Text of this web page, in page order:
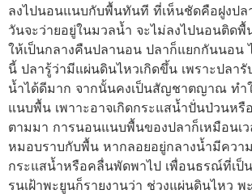
ลงไปนอนแนบกับพื้นทันที ที่เห็นชัดคือฝูงปล
วันจะว่ายอยู่ในมวลน้ำ จะไม่ลงไปนอนติด
ให้เป็นกลางคืนปลานอน ปลาก็แยกกันนอน
นี้ ปลารู้ว่ามีแผ่นดินไหวเกิดขึ้น เพราะปลารั
น้ำได้ดีมาก จากนั้นคงเป็นสัญชาตญาณ ทำ
แนบพื้น เพาาะอาจเกิดกระแสน้ำปั่นป่วนห
ตามมา การนอนแนบพื้นของปลาก็เหมือนเว
หมอบราบกับพื้น หากลอยอยู่กลางน้ำมีควา
กระแสน้ำหรือคลื่นพัดพาไป เพื่อนธรณ์ที่เป็
รนเฝ้าพะยูนก็รายงานว่า ช่วงแผ่นดินไหว พ